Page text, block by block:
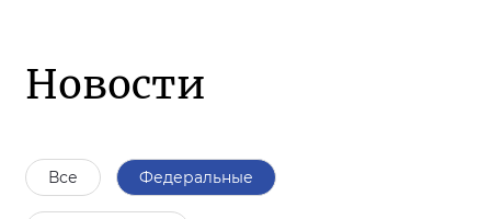
Новости
Все Федеральные